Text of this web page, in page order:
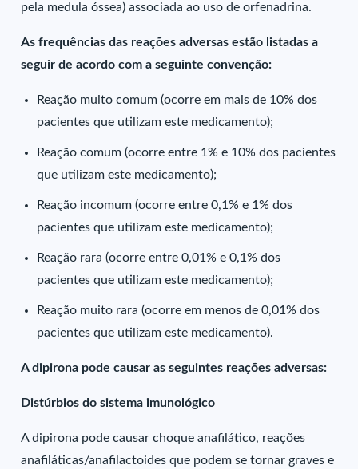
pela medula óssea) associada ao uso de orfenadrina.
As frequências das reações adversas estão listadas a
seguir de acordo com a seguinte convenção:
Reação muito comum (ocorre em mais de 10% dos
pacientes que utilizam este medicamento);
Reação comum (ocorre entre 1% e 10% dos pacientes
que utilizam este medicamento);
Reação incomum (ocorre entre 0,1% e 1% dos
pacientes que utilizam este medicamento);
Reação rara (ocorre entre 0,01% e 0,1% dos
pacientes que utilizam este medicamento);
Reação muito rara (ocorre em menos de 0,01% dos
pacientes que utilizam este medicamento).
A dipirona pode causar as seguintes reações adversas:
Distúrbios do sistema imunológico
A dipirona pode causar choque anafilático, reações
anafiláticas/anafilactoides que podem se tornar graves e